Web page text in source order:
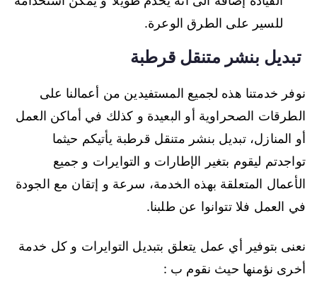
للسير على الطرق الوعرة.
تبديل بنشر متنقل قرطبة
نوفر خدمتنا هذه لجميع المستفيدين من أعمالنا على
الطرقات الصحراوية أو البعيدة و كذلك في أماكن العمل
أو المنازل، تبديل بنشر متنقل قرطبة يأتيكم حيثما
تواجدتم ليقوم بتغير الإطارات و التوايرات و جميع
الأعمال المتعلقة بهذه الخدمة، سرعة و إتقان مع الجودة
في العمل فلا تتوانوا عن طلبنا.
نعنى بتوفير أي عمل يتعلق بتبديل التوايرات و كل خدمة
أخرى نؤمنها حيث نقوم ب :